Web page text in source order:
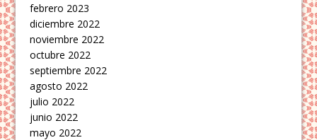
febrero 2023
diciembre 2022
noviembre 2022
octubre 2022
septiembre 2022
agosto 2022
julio 2022
junio 2022
mayo 2022